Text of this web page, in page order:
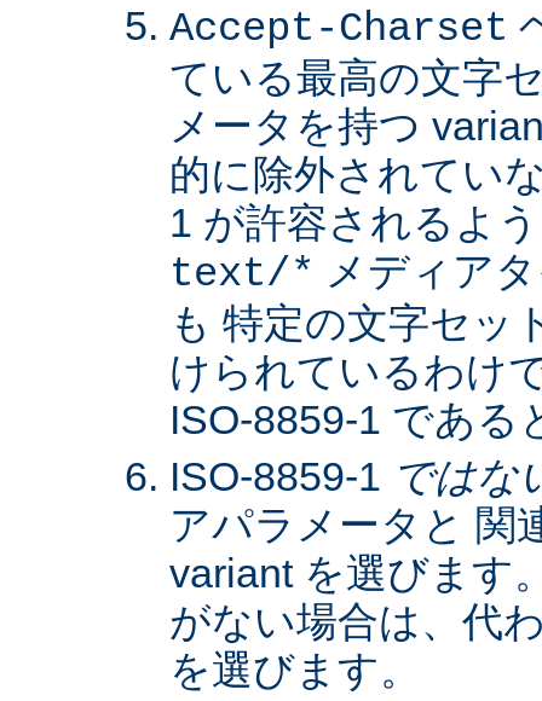
Accept-Charset
ている最高の文字
メータを持つ
的に除外されてい
1 が許容されるよ
text/* メディア
も 特定の文字セッ
けられているわけ
ISO-8859-1 である
ISO-8859-1 ではな
アパラメータと 関
variant を選びます
がない場合は、代
を選びます。